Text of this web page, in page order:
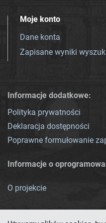
Moje konto
Dane konta
Zapisane wyniki
Informacje dodatkowe:
Polityka prywatności
Deklaracja dostępności
Poprawne formułowanie
Informacje o
O projekcie